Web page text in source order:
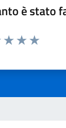
è stato